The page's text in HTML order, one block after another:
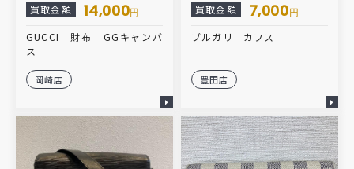
買取金額 14,000円
GUCCI 財布 GGキャンバ
ス
岡崎店
買取金額 7,000円
ブルガリ カフス
豊田店